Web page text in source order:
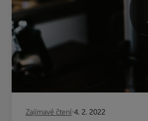
Zajímavé čtení 4. 2. 2022